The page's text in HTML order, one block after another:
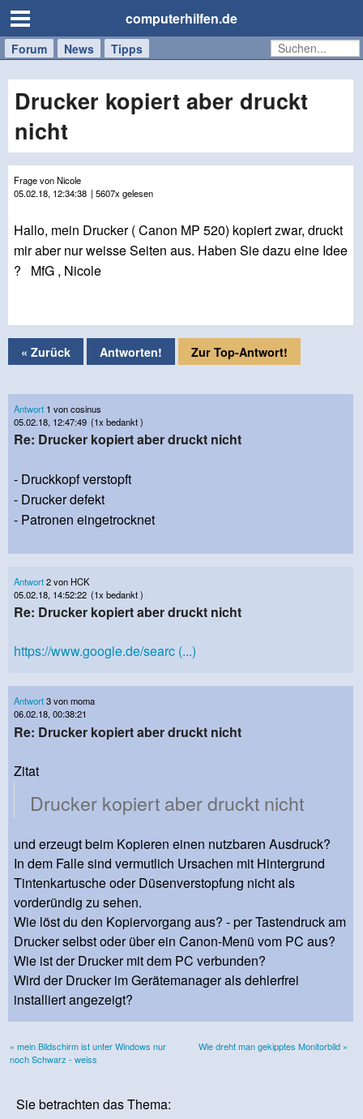
computerhilfen.de
Forum News Tipps
Handy
Tablet
Windows
Mac
Drucker kopiert aber druckt
nicht
Frage von Nicole
05.02.18, 12:34:38 | 5607x gelesen
Hallo, mein Drucker ( Canon MP 520) kopiert zwar, druckt
mir aber nur weisse Seiten aus. Haben Sie dazu eine Idee
? MfG , Nicole
« Zurück Antworten! Zur Top-Antwort!
Antwort 1 von cosinus
05.02.18, 12:47:49 (1x bedankt )
Re: Drucker kopiert aber druckt nicht
- Druckkopf verstopft
- Drucker defekt
- Patronen eingetrocknet
Antwort2 von HCK
05.02.18, 14:52:22 (1x bedankt )
Re: Drucker kopiert aber druckt nicht
https://www.google.de/searc (...)
Antwort3 von moma
06.02.18, 00:38:21
Re: Drucker kopiert aber druckt nicht
Zitat
Drucker kopiert aber druckt nicht
und erzeugt beim Kopieren einen nutzbaren Ausdruck?
In dem Falle sind vermutlich Ursachen mit Hintergrund
Tintenkartusche oder Düsenverstopfung nicht als
vorderündig zu sehen.
Wie löst du den Kopiervorgang aus? - per Tastendruck am
Drucker selbst oder über ein Canon-Menü vom PC aus?
Wie ist der Drucker mit dem PC verbunden?
Wird der Drucker im Gerätemanager als dehlerfrei
installiert angezeigt?
« mein Bildschirm ist unter Windows nur
noch Schwarz - weiss
Wie dreht man gekipptes Monitorbild »
Sie betrachten das Thema: